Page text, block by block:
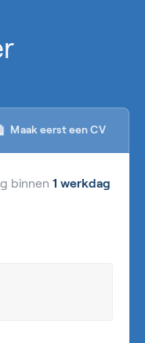
Maak eerst een CV
binnen 1 werkdag